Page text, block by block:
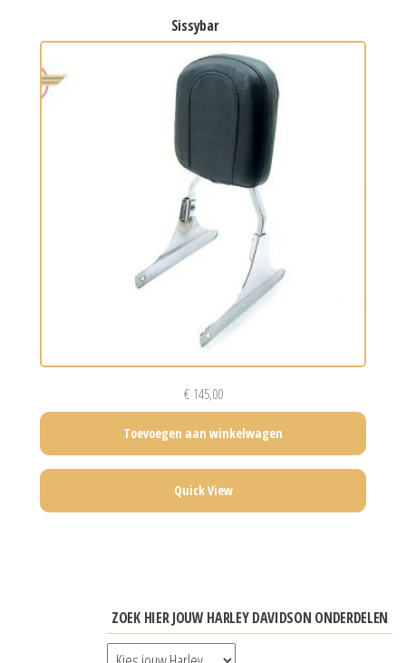
sissybar
€145,00
Toevoegen aan winkelwagen
Quick View
ZOEK HIER JOUW HARLEY DAVIDSON ONDERDELEN